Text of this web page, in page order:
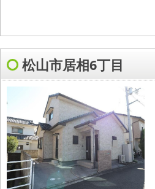
松山市居相6丁目